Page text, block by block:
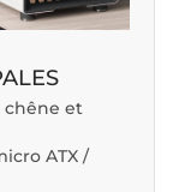
chêne et
ATX /